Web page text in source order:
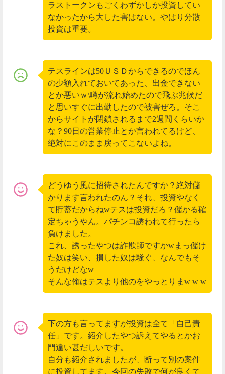
#TESSLINE #テスライン #デスライン
直近、迷惑行為に近い営業活動が多発している
ようで、テスラインの評判がすこぶる下がって
僕はしっかり利益貰えたので感謝しているので
すが、案件の評判下げるような営業は止めまし
ょうね。
— えんあつ (@qxLsJ77nMDqA8Ar)May 17, 2019
具体的に、どのような迷惑行為に近い営業が行われて
いるのか、説明されていませんでした。
性質上、他人に紹介することで利益が発生するビジネ
スの為、無理矢理に勧誘してくるケースが想像できま
2019年05月09日
残高がいきなり消失
Tessline(テスライン)に仮想通貨を預けていたら、
なり残高が消失したとのツイートがありました↓↓
ラストークンもごくわずかしか投資してい
なかったから大した害はない。やはり分散
投資は重要。
テスラインは50ＵＳＤからできるのでほん
の少額入れておいてあった、出金できない
とか悪いｗ\噂が流れ始めたので飛ぶ兆候だ
と思いすぐに出勤したので被害ぜろ。そこ
からサイトが閉鎖されるまで2週間くらいか
な？90日の営業停止とか言われてるけど、
絶対にこのまま戻ってこないよね。
どうゆう風に招待されたんですか？絶対儲
かります言われたのん？それ、投資やなく
て貯蓄だからねwテスは投資だろ？儲かる確
定ちゃうやん。パチンコ誘われて行ったら
負けました。
これ、誘ったやつは詐欺師ですかwまっ儲け
た奴は笑い、損した奴は騒ぐ、なんでもそ
うだけどなw
そんな俺はテスより他のをやっとりまw w w
下の方も言ってますが投資は全て「自己責
任」です。紹介したやつ訴えてやるとかお
門違い甚だしいです。
自分も紹介されましたが、断って別の案件
に投資してます。今回の失敗で何が良くて